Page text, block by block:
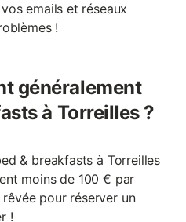
emails et réseaux
!
généralement
à Torreilles ?
& breakfasts à Torreilles
moins de 100 € par
pour réserver un
!